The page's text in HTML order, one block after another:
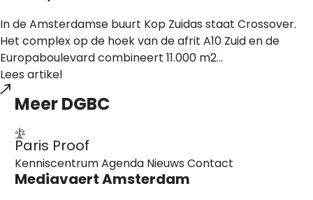
In de Amsterdamse buurt Kop Zuidas staat Crossover.
Het complex op de hoek van de afrit A10 Zuid en de
Europaboulevard combineert 11.000 m2...
Lees artikel
MeerDGBC
Paris Proof
KenniscentrumAgenda NieuwsContact
Mediavaert Amsterdam